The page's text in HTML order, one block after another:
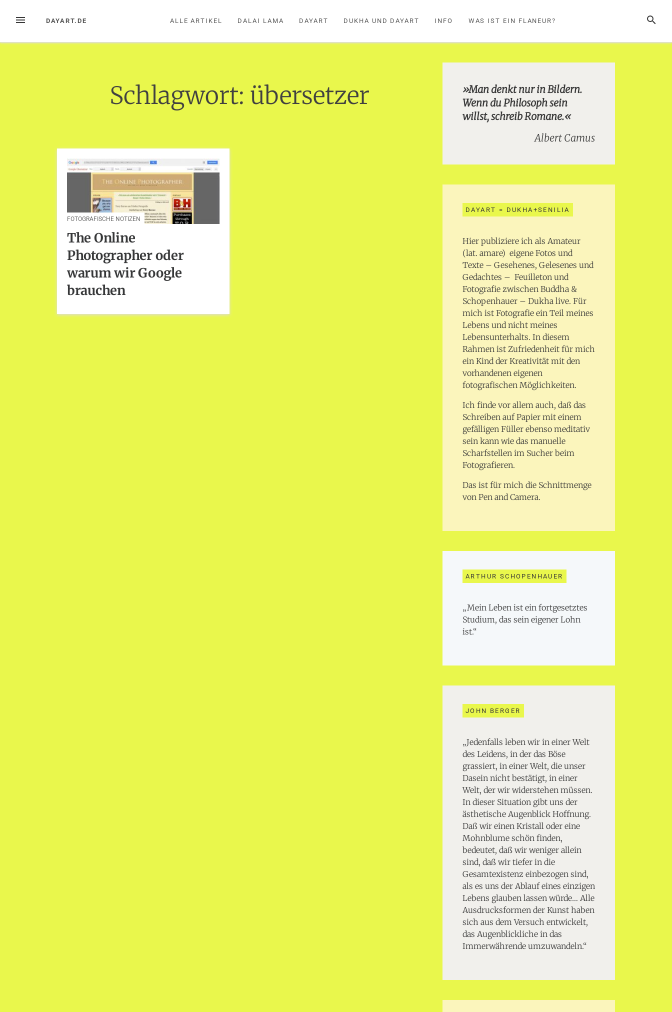
InhaltMENÜ SUCHE
DAYART.DE ALLE ARTIKEL DALAI LAMA DAYART DUKHA UND DAYART INFO WAS IST EIN FLANEUR?
Schlagwort: übersetzer
FOTOGRAFISCHE NOTIZEN
The Online
Photographer oder
warum wir Google
brauchen
»Man denkt nur in Bildern.
Wenn du Philosoph sein
willst, schreib Romane.«
Albert Camus
DAYART = DUKHA+SENILIA
Hier publiziere ich als Amateur
(lat. amare) eigene Fotos und
Texte – Gesehenes, Gelesenes und
Gedachtes – Feuilleton und
Fotografie zwischen Buddha &
Schopenhauer – Dukha live. Für
mich ist Fotografie ein Teil meines
Lebens und nicht meines
Lebensunterhalts. In diesem
Rahmen ist Zufriedenheit für mich
ein Kind der Kreativität mit den
vorhandenen eigenen
fotografischen Möglichkeiten.
Ich finde vor allem auch, daß das
Schreiben auf Papier mit einem
gefälligen Füller ebenso meditativ
sein kann wie das manuelle
Scharfstellen im Sucher beim
Fotografieren.
Das ist für mich die Schnittmenge
von Pen and Camera.
ARTHUR SCHOPENHAUER
„Mein Leben ist ein fortgesetztes
Studium, das sein eigener Lohn
ist.“
JOHN BERGER
„Jedenfalls leben wir in einer Welt
des Leidens, in der das Böse
grassiert, in einer Welt, die unser
Dasein nicht bestätigt, in einer
Welt, der wir widerstehen müssen.
In dieser Situation gibt uns der
ästhetische Augenblick Hoffnung.
Daß wir einen Kristall oder eine
Mohnblume schön finden,
bedeutet, daß wir weniger allein
sind, daß wir tiefer in die
Gesamtexistenz einbezogen sind,
als es uns der Ablauf eines einzigen
Lebens glauben lassen würde… Alle
Ausdrucksformen der Kunst haben
sich aus dem Versuch entwickelt,
das Augenblickliche in das
Immerwährende umzuwandeln.“